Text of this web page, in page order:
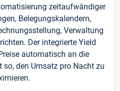
zeitaufwändiger
Belegungskalendern,
Verwaltung
Der integrierte Yield
automatisch an die
den Umsatz pro Nacht zu